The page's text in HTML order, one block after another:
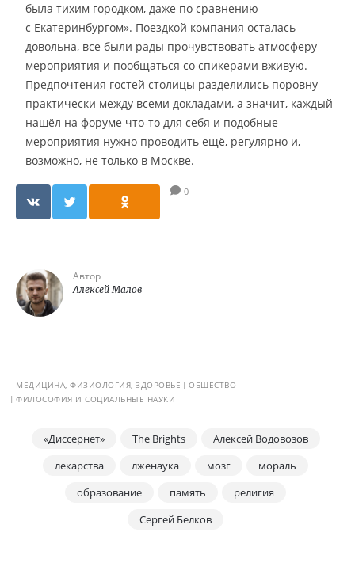
была тихим городком, даже по сравнению
с Екатеринбургом». Поездкой компания осталась
довольна, все были рады прочувствовать атмосферу
мероприятия и пообщаться со спикерами вживую.
Предпочтения гостей столицы разделились поровну
практически между всеми докладами, а значит, каждый
нашёл на форуме что-то для себя и подобные
мероприятия нужно проводить ещё, регулярно и,
возможно, не только в Москве.
0
Автор
Алексей Малов
МЕДИЦИНА, ФИЗИОЛОГИЯ, ЗДОРОВЬЕ
ОБЩЕСТВО
ФИЛОСОФИЯ И СОЦИАЛЬНЫЕ НАУКИ
«Диссернет» The Brights
Алексей Водовозов
лекарства
лженаука мозг
мораль
образование
память
религия
Сергей Белков